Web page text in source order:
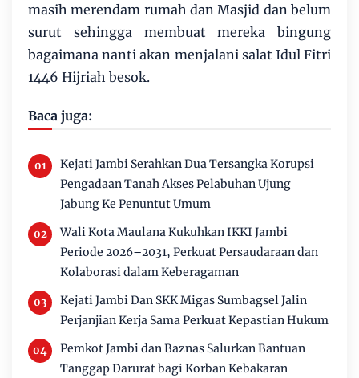
masih merendam rumah dan Masjid dan belum
surut sehingga membuat mereka bingung
bagaimana nanti akan menjalani salat Idul Fitri
1446 Hijriah besok.
Baca juga:
Kejati Jambi Serahkan Dua Tersangka Korupsi
Pengadaan Tanah Akses Pelabuhan Ujung
Jabung Ke Penuntut Umum
Wali Kota Maulana Kukuhkan IKKI Jambi
Periode 2026–2031, Perkuat Persaudaraan dan
Kolaborasi dalam Keberagaman
Kejati Jambi Dan SKK Migas Sumbagsel Jalin
Perjanjian Kerja Sama Perkuat Kepastian Hukum
Pemkot Jambi dan Baznas Salurkan Bantuan
Tanggap Darurat bagi Korban Kebakaran